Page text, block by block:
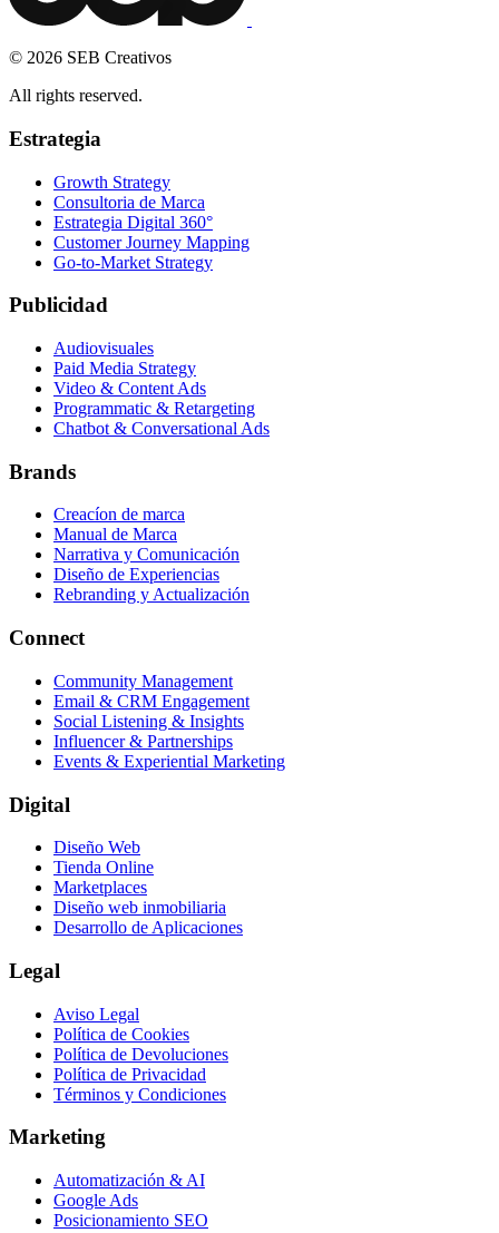
© 2026 SEB Creativos
All rights reserved.
Estrategia
Growth Strategy
Consultoria de Marca
Estrategia Digital 360°
Customer Journey Mapping
Go-to-Market Strategy
Publicidad
Audiovisuales
Paid Media Strategy
Video & Content Ads
Programmatic & Retargeting
Chatbot & Conversational Ads
Brands
Creacíon de marca
Manual de Marca
Narrativa y Comunicación
Diseño de Experiencias
Rebranding y Actualización
Connect
Community Management
Email & CRM Engagement
Social Listening & Insights
Influencer & Partnerships
Events & Experiential Marketing
Digital
Diseño Web
Tienda Online
Marketplaces
Diseño web inmobiliaria
Desarrollo de Aplicaciones
Legal
Aviso Legal
Política de Cookies
Política de Devoluciones
Política de Privacidad
Términos y Condiciones
Marketing
Automatización & AI
Google Ads
Posicionamiento SEO